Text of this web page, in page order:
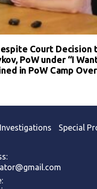
Court Decision
PoW under “I
in PoW Camp Over
Investigations Special